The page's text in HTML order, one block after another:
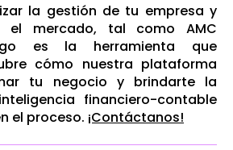
la gestión de tu empresa y
el mercado, tal como AMC
es la herramienta que
cómo nuestra plataforma
tu negocio y brindarte la
financiero-contable
el proceso. ¡Contáctanos!